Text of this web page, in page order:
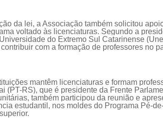
da lei, a Associação também solicitou
voltado às licenciaturas. Segundoa
do Extremo Sul Catarinense
com a formação de professores no
mantêm licenciaturas e formam
(PT-RS), que é presidente da Frente
também participou da reunião e
estudantil, nos moldes do Programa Pé-